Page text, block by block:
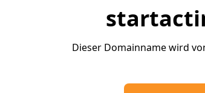
Dieser Domainname wird